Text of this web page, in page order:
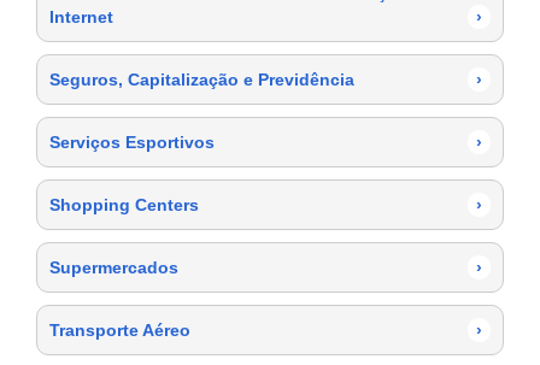
Internet
›
Seguros, Capitalização e Previdência ›
Serviços Esportivos ›
Shopping Centers ›
Supermercados ›
Transporte Aéreo ›